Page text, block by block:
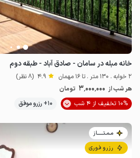
خانه مبله در سامان - صادق آباد - طبقه دوم
2 خوابه . 130 متر . تا 16 مهمان 4.9 (8 نظر)
هر شب از 3٬000٬000 تومان
10% تخفیف از 4 شب
10+ رزرو موفق
مـمـتــــــاز
رزرو فوری